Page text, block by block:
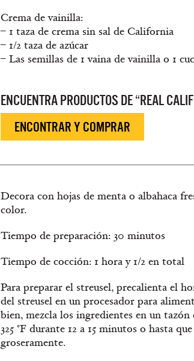
Crema de vainilla:
– 1 taza de crema sin sal de California
– 1/2 taza de azúcar
– Las semillas de 1 vaina de vainilla o 1
ENCUENTRA PRODUCTOS DE “REAL
ENCONTRAR Y COMPRAR
Decora con hojas de menta o albahaca
color.
Tiempo de preparación: 30 minutos
Tiempo de cocción: 1 hora y 1/2 en total
Para preparar el streusel, precalienta el
del streusel en un procesador para
bien, mezcla los ingredientes en un
325 °F durante 12 a 15 minutos o hasta
groseramente.